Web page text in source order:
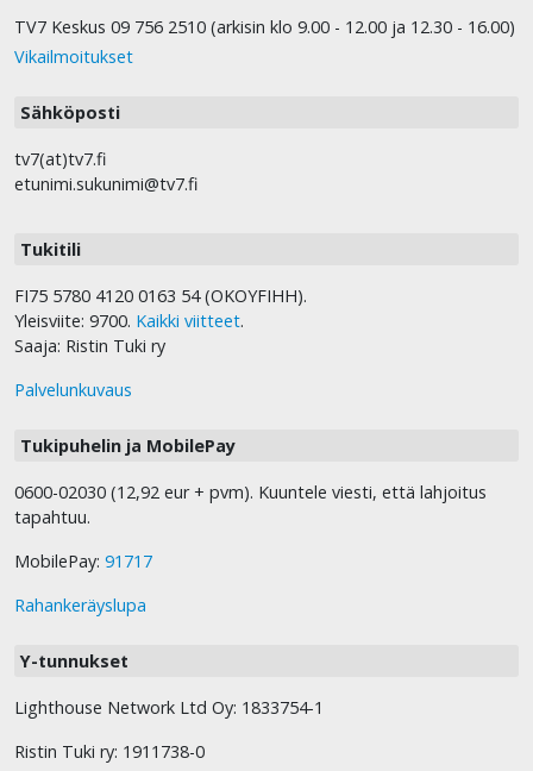
TV7 Keskus 09 756 2510 (arkisin klo 9.00 - 12.00 ja 12.30 - 16.00)
Vikailmoitukset
Sähköposti
tv7(at)tv7.fi
etunimi.sukunimi@tv7.fi
Tukitili
FI75 5780 4120 0163 54 (OKOYFIHH).
Yleisviite: 9700. Kaikki viitteet.
Saaja: Ristin Tuki ry
Palvelunkuvaus
Tukipuhelin ja MobilePay
0600-02030 (12,92 eur + pvm). Kuuntele viesti, että lahjoitus
tapahtuu.
MobilePay: 91717
Rahankeräyslupa
Y-tunnukset
Lighthouse Network Ltd Oy: 1833754-1
Ristin Tuki ry: 1911738-0